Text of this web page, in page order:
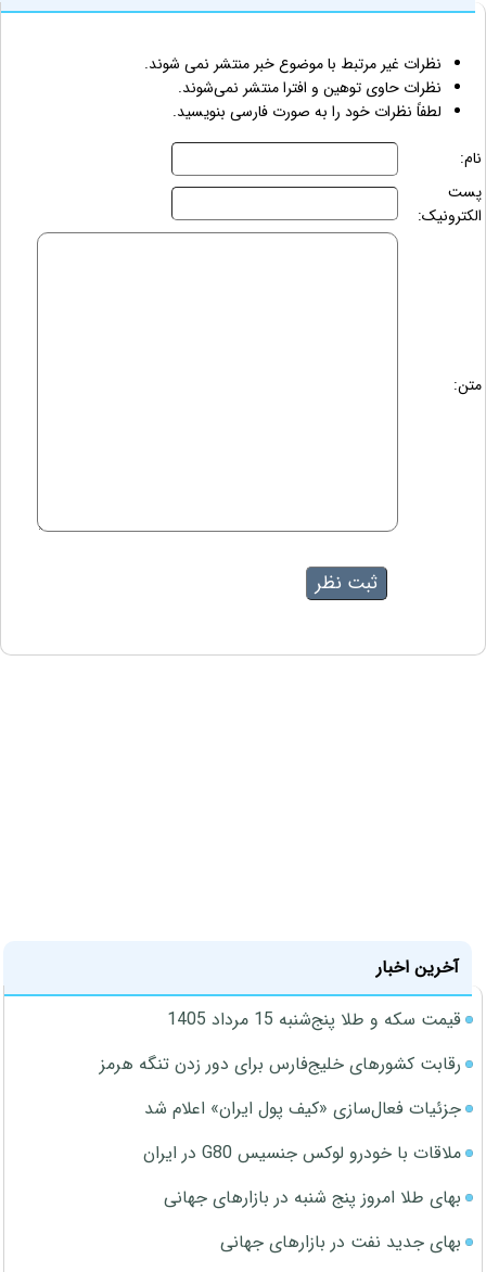
نظرات غیر مرتبط با موضوع خبر منتشر نمی شوند.
نظرات حاوی توهین و افترا منتشر نمی‌شوند.
لطفاً نظرات خود را به صورت فارسی بنویسید.
نام:
پست
الکترونیک:
متن:
آخرین اخبار
قیمت سکه و طلا پنج‌شنبه 15 مرداد 1405
رقابت کشورهای خلیج‌فارس برای دور زدن تنگه هرمز
جزئیات فعال‌سازی «کیف پول ایران» اعلام شد
ملاقات با خودرو لوکس جنسیس G80 در ایران
بهای طلا امروز پنج شنبه در بازارهای جهانی
بهای جدید نفت در بازارهای جهانی